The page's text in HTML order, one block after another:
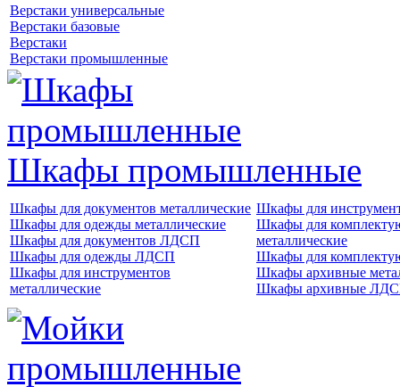
Верстаки универсальные
Верстаки базовые
Верстаки
Верстаки промышленные
Шкафы промышленные
Шкафы для документов металлические
Шкафы для одежды металлические
Шкафы для документов ЛДСП
Шкафы для одежды ЛДСП
Шкафы для инструментов
металлические
Шкафы для
Шкафы для
металлические
Шкафы для
Шкафы архивные
Шкафы архивные